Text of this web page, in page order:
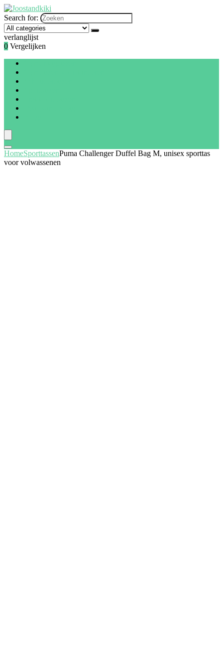
Search for:
verlanglijst
0 Vergelijken
HomeSporttassenPuma Challenger Duffel Bag M, unisex sporttas
voor volwassenen